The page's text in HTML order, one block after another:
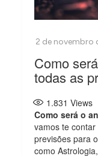
Como
todas as
1.831 Views
Como será o
vamos te
previsões para
como